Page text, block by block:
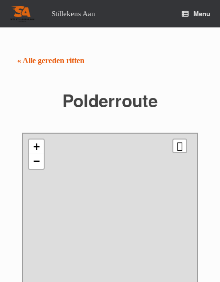
Spring
Stillekens Aan Menu
« Alle gereden ritten
Polderroute
+
−